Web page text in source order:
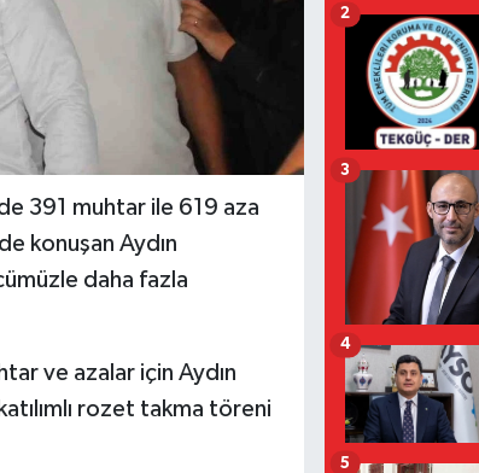
391 muhtar ile 619 aza
konuşan Aydın
daha fazla
ve azalar için Aydın
rozet takma töreni
2
3
4
5